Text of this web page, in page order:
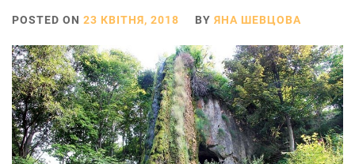
POSTED ON 23 КВІТНЯ, 2018 BY ЯНА ШЕВЦОВА